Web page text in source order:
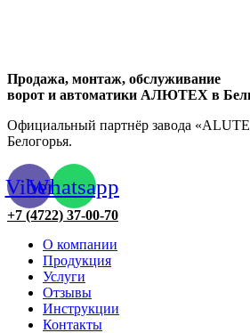
Продажа, монтаж, обслуживание
ворот и автоматики АЛЮТЕХ в
Официальный партнёр завода
Белогорья.
ViberWhatsapp
+7 (4722) 37-00-70
О компании
Продукция
Услуги
Отзывы
Инструкции
Контакты